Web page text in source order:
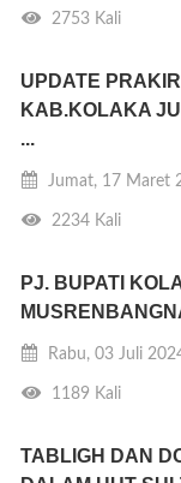
2753 Kali
UPDATE
KAB.KOLAKA
...
Jumat, 17 Maret
2234 Kali
PJ. BUPATI
Rabu, 03 Juli
1189 Kali
TABLIGH DAN